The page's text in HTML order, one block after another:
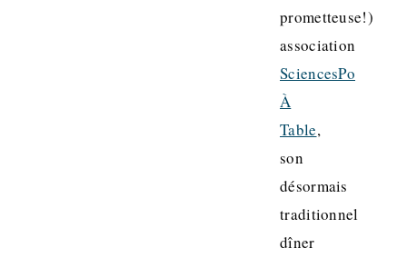
prometteuse!)
association
SciencesPo
À
Table,
son
désormais
traditionnel
dîner